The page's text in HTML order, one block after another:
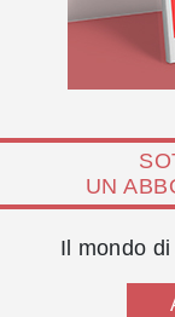
UN
Il mondo